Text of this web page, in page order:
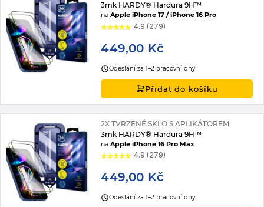
3mk HARDY® Hardura 9H™
naApple iPhone 17 / iPhone 16 Pro
4.9 (279)
449,00 Kč
Odeslání za 1–2 pracovní dny
Přidat do košíku
2X TVRZENÉ SKLO S APLIKÁTOREM
3mk HARDY® Hardura 9H™
naApple iPhone 16 Pro Max
4.9 (279)
449,00 Kč
Odeslání za 1–2 pracovní dny